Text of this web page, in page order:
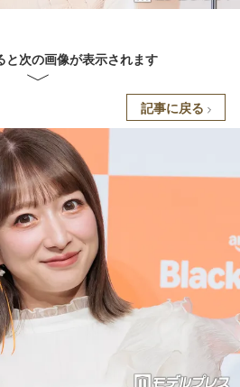
と次の画像が表示されます
記事に戻る